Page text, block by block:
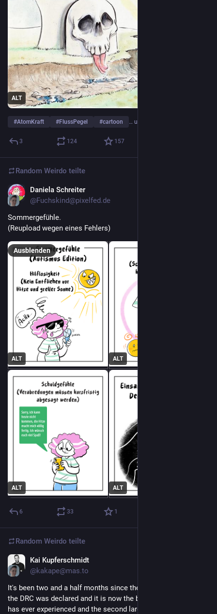
ALT
#AtomKraft #FlussPegel #cartoon … und 1 weiterer
3 124 157
Random Weirdo teilte
Daniela Schreiter
@Fuchskind@pixelfed.de
Sommergefühle.
(Reupload wegen eines Fehlers)
ALT ALT
ALT ALT
Ausblenden
6 33 1
Random Weirdo teilte
Kai Kupferschmidt
@kakape@mas.to
It's been two and a half months since the Ebola outbreak in
the DRC was declared and it is now the biggest the country
has ever experienced and the second largest the world has